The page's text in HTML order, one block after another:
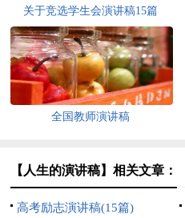
关于竞选学生会演讲稿15篇
全国教师演讲稿
【人生的演讲稿】相关文章：
高考励志演讲稿(15篇)